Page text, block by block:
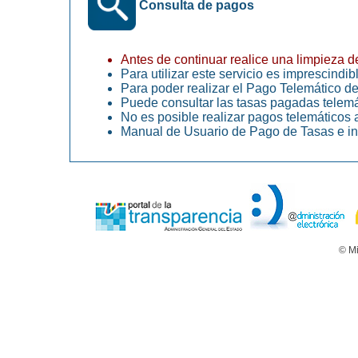
Consulta de pagos
Antes de continuar realice una limpieza
Para utilizar este servicio es
Para poder realizar el Pago Telemático
Puede consultar las tasas pagadas
No es posible realizar pagos telemáticos
Manual de Usuario de Pago de Tasas e
©